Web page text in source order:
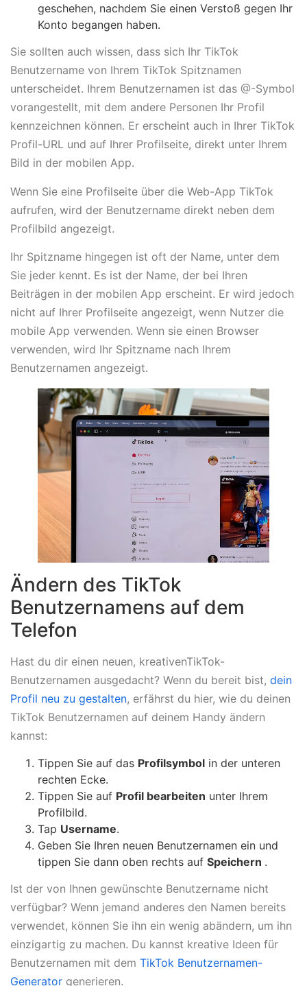
geschehen, nachdem Sie einen Verstoß gegen Ihr
Konto begangen haben.
Sie sollten auch wissen, dass sich Ihr TikTok
Benutzername von Ihrem TikTok Spitznamen
unterscheidet. Ihrem Benutzernamen ist das @-Symbol
vorangestellt, mit dem andere Personen Ihr Profil
kennzeichnen können. Er erscheint auch in Ihrer TikTok
Profil-URL und auf Ihrer Profilseite, direkt unter Ihrem
Bild in der mobilen App.
Wenn Sie eine Profilseite über die Web-App TikTok
aufrufen, wird der Benutzername direkt neben dem
Profilbild angezeigt.
Ihr Spitzname hingegen ist oft der Name, unter dem
Sie jeder kennt. Es ist der Name, der bei Ihren
Beiträgen in der mobilen App erscheint. Er wird jedoch
nicht auf Ihrer Profilseite angezeigt, wenn Nutzer die
mobile App verwenden. Wenn sie einen Browser
verwenden, wird Ihr Spitzname nach Ihrem
Benutzernamen angezeigt.
Ändern des TikTok
Benutzernamens auf dem
Telefon
Hast du dir einen neuen, kreativenTikTok-
Benutzernamen ausgedacht? Wenn du bereit bist, dein
Profil neu zu gestalten, erfährst du hier, wie du deinen
TikTok Benutzernamen auf deinem Handy ändern
kannst:
Tippen Sie auf das Profilsymbol in der unteren
rechten Ecke.
Tippen Sie auf Profil bearbeiten unter Ihrem
Profilbild.
Tap Username.
Geben Sie Ihren neuen Benutzernamen ein und
tippen Sie dann oben rechts auf Speichern .
Ist der von Ihnen gewünschte Benutzername nicht
verfügbar? Wenn jemand anderes den Namen bereits
verwendet, können Sie ihn ein wenig abändern, um ihn
einzigartig zu machen. Du kannst kreative Ideen für
Benutzernamen mit dem TikTok Benutzernamen-
Generator generieren.